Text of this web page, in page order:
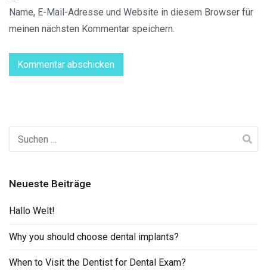
Name, E-Mail-Adresse und Website in diesem Browser für
meinen nächsten Kommentar speichern.
Suchen
nach:
Neueste Beiträge
Hallo Welt!
Why you should choose dental implants?
When to Visit the Dentist for Dental Exam?